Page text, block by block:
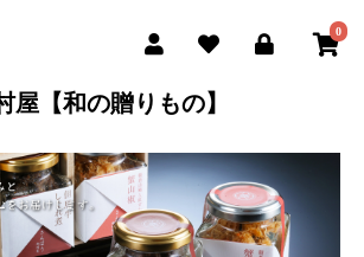
0
屋【和の贈りもの】